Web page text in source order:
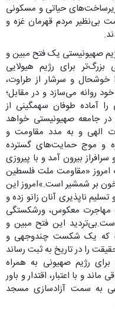
نابودی بیش از ۸۰ درصد زیرساخت‌های حیاتی و مسکونی
بی‌نظیر مردم قهرمان غزه و
صهیونیستی یک فتح مبین و
برای رژیم هیولایی
خوشحال و سرشار از طراوت،
روانه می‌سازد و در مقابل؛
آماده طوفان سهمگینی از
در جامعه صهیونیستی خواهد
الهی و به مدد مقاومت و
و موج حمایت‌های گسترده
بیرون آمد و با پیروزی
امروز «مقاومت ملت فلسطین
بر شمشیر است.»امروز این
ناپذیری آنان زانو زده و
مهاجرت معکوس، ورشکستگی
این فتح مبین و
که یک شکست چندوجهی و
را در تاریخ به ثبت رساند
رژیم صهیونی به همراه
و با اعتبار، اقتدار و باور
به سمت آزادسازی مسجد